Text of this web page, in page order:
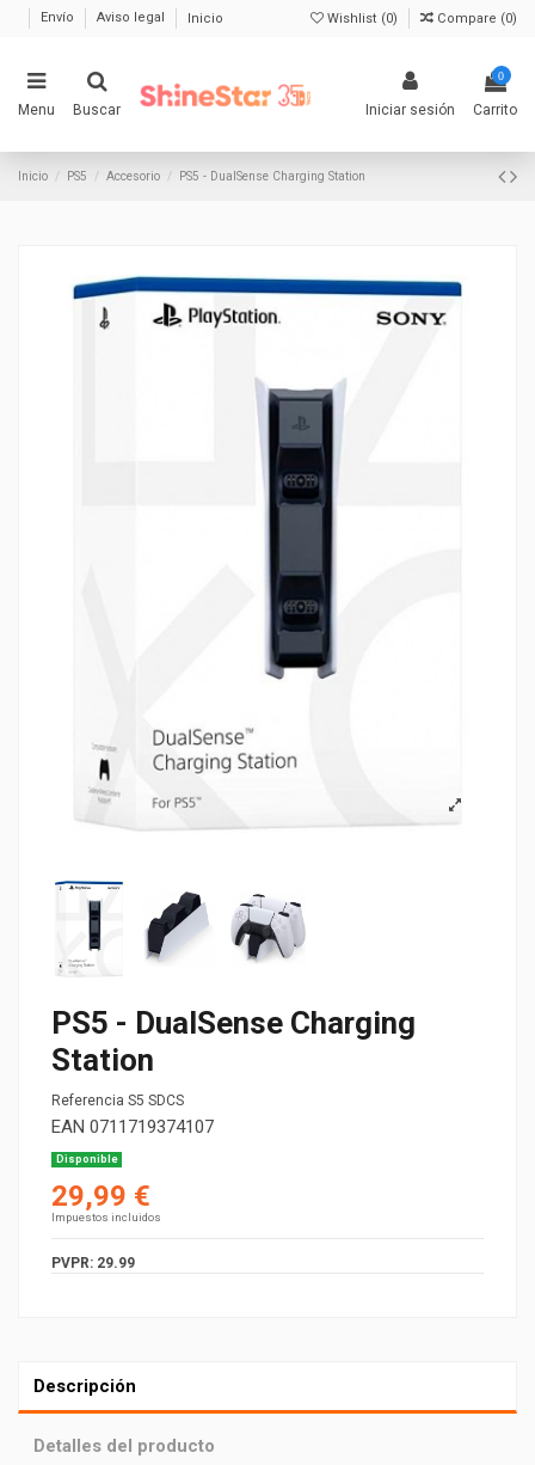
Envío Aviso legal Inicio Wishlist (0) Compare (0)
Menu Buscar Iniciar sesión
0
Carrito
Inicio PS5 Accesorio PS5 - DualSense Charging Station
PS5 - DualSense Charging
Station
Referencia S5 SDCS
EAN 0711719374107
Disponible
29,99 €
Impuestos incluidos
PVPR: 29.99
Descripción
Detalles del producto